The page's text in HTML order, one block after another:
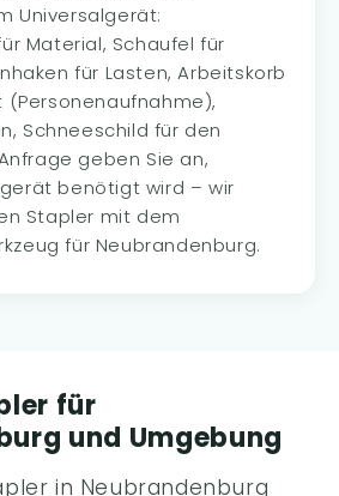
Universalgerät:
Material, Schaufel für
für Lasten, Arbeitskorb
(Personenaufnahme),
Schneeschild für den
geben Sie an,
benötigt wird – wir
Stapler mit dem
für Neubrandenburg.
für
und Umgebung
in Neubrandenburg